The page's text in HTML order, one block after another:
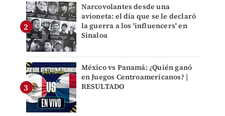
Narcovolantes desde una
avioneta: el día que se le declaró
la guerra a los 'influencers' en
Sinaloa
México vs Panamá: ¿Quién ganó
en Juegos Centroamericanos? |
RESULTADO